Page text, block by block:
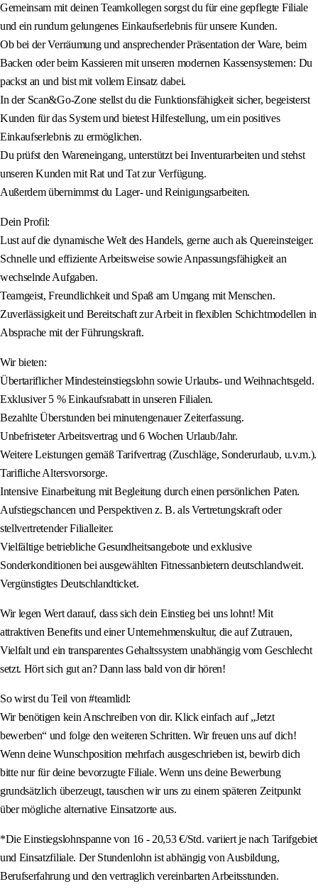
Gemeinsam mit deinen Teamkollegen sorgst du für eine gepflegte Filiale
und ein rundum gelungenes Einkaufserlebnis für unsere Kunden.
Ob bei der Verräumung und ansprechender Präsentation der Ware, beim
Backen oder beim Kassieren mit unseren modernen Kassensystemen: Du
packst an und bist mit vollem Einsatz dabei.
In der Scan&Go-Zone stellst du die Funktionsfähigkeit sicher, begeisterst
Kunden für das System und bietest Hilfestellung, um ein positives
Einkaufserlebnis zu ermöglichen.
Du prüfst den Wareneingang, unterstützt bei Inventurarbeiten und stehst
unseren Kunden mit Rat und Tat zur Verfügung.
Außerdem übernimmst du Lager- und Reinigungsarbeiten.
Dein Profil:
Lust auf die dynamische Welt des Handels, gerne auch als Quereinsteiger.
Schnelle und effiziente Arbeitsweise sowie Anpassungsfähigkeit an
wechselnde Aufgaben.
Teamgeist, Freundlichkeit und Spaß am Umgang mit Menschen.
Zuverlässigkeit und Bereitschaft zur Arbeit in flexiblen Schichtmodellen in
Absprache mit der Führungskraft.
Wir bieten:
Übertariflicher Mindesteinstiegslohn sowie Urlaubs- und Weihnachtsgeld.
Exklusiver 5 % Einkaufsrabatt in unseren Filialen.
Bezahlte Überstunden bei minutengenauer Zeiterfassung.
Unbefristeter Arbeitsvertrag und 6 Wochen Urlaub/Jahr.
Weitere Leistungen gemäß Tarifvertrag (Zuschläge, Sonderurlaub, u.v.m.).
Tarifliche Altersvorsorge.
Intensive Einarbeitung mit Begleitung durch einen persönlichen Paten.
Aufstiegschancen und Perspektiven z. B. als Vertretungskraft oder
stellvertretender Filialleiter.
Vielfältige betriebliche Gesundheitsangebote und exklusive
Sonderkonditionen bei ausgewählten Fitnessanbietern deutschlandweit.
Vergünstigtes Deutschlandticket.
Wir legen Wert darauf, dass sich dein Einstieg bei uns lohnt! Mit
attraktiven Benefits und einer Unternehmenskultur, die auf Zutrauen,
Vielfalt und ein transparentes Gehaltssystem unabhängig vom Geschlecht
setzt. Hört sich gut an? Dann lass bald von dir hören!
So wirst du Teil von #teamlidl:
Wir benötigen kein Anschreiben von dir. Klick einfach auf „Jetzt
bewerben“ und folge den weiteren Schritten. Wir freuen uns auf dich!
Wenn deine Wunschposition mehrfach ausgeschrieben ist, bewirb dich
bitte nur für deine bevorzugte Filiale. Wenn uns deine Bewerbung
grundsätzlich überzeugt, tauschen wir uns zu einem späteren Zeitpunkt
über mögliche alternative Einsatzorte aus.
*Die Einstiegslohnspanne von 16 - 20,53 €/Std. variiert je nach Tarifgebiet
und Einsatzfiliale. Der Stundenlohn ist abhängig von Ausbildung,
Berufserfahrung und den vertraglich vereinbarten Arbeitsstunden.